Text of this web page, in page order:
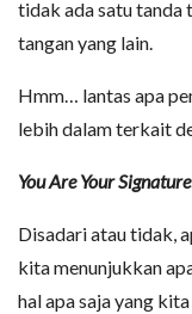
tidak ada satu tanda
tangan yang lain.
Hmm… lantas apa
lebih dalam terkait
You Are Your Signature
Disadari atau tidak,
kita menunjukkan
hal apa saja yang